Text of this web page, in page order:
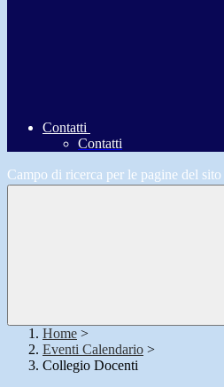
Contatti
Contatti
Campo di ricerca per le pagine del sito
Home >
Eventi Calendario >
Collegio Docenti